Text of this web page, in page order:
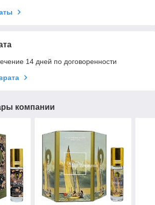
14 дней по договоренности
компании